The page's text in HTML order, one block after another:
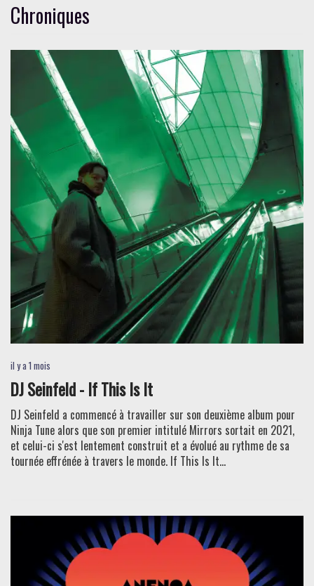
Chroniques
il y a 1 mois
DJ Seinfeld - If This Is It
DJ Seinfeld a commencé à travailler sur son deuxième album pour
Ninja Tune alors que son premier intitulé Mirrors sortait en 2021,
et celui-ci s'est lentement construit et a évolué au rythme de sa
tournée effrénée à travers le monde. If This Is It...